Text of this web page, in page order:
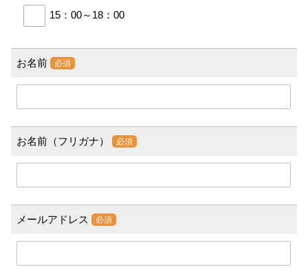
15：00～18：00
お名前 必須
お名前（フリガナ） 必須
メールアドレス 必須